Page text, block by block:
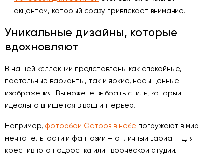
акцентом, который сразу привлекает внимание.
Уникальные дизайны, которые
вдохновляют
В нашей коллекции представлены как спокойные,
пастельные варианты, так и яркие, насыщенные
изображения. Вы можете выбрать стиль, который
идеально впишется в ваш интерьер.
Например, фотообои Остров в небе погружают в мир
мечтательности и фантазии — отличный вариант для
креативного подростка или творческой студии.